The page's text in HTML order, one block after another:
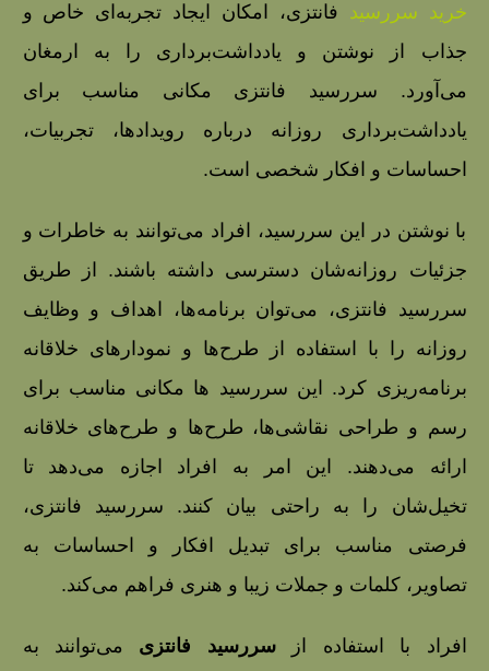
خرید سررسید فانتزی، امکان ایجاد تجربه‌ای خاص و
جذاب از نوشتن و یادداشت‌برداری را به ارمغان
می‌آورد. سررسید فانتزی مکانی مناسب برای
یادداشت‌برداری روزانه درباره رویدادها، تجربیات،
احساسات و افکار شخصی است.
با نوشتن در این سررسید، افراد می‌توانند به خاطرات و
جزئیات روزانه‌شان دسترسی داشته باشند. از طریق
سررسید فانتزی، می‌توان برنامه‌ها، اهداف و وظایف
روزانه را با استفاده از طرح‌ها و نمودارهای خلاقانه
برنامه‌ریزی کرد. این سررسید ها مکانی مناسب برای
رسم و طراحی نقاشی‌ها، طرح‌ها و طرح‌های خلاقانه
ارائه می‌دهند. این امر به افراد اجازه می‌دهد تا
تخیل‌شان را به راحتی بیان کنند. سررسید فانتزی،
فرصتی مناسب برای تبدیل افکار و احساسات به
تصاویر، کلمات و جملات زیبا و هنری فراهم می‌کند.
افراد با استفاده ازسررسید فانتزی می‌توانند به